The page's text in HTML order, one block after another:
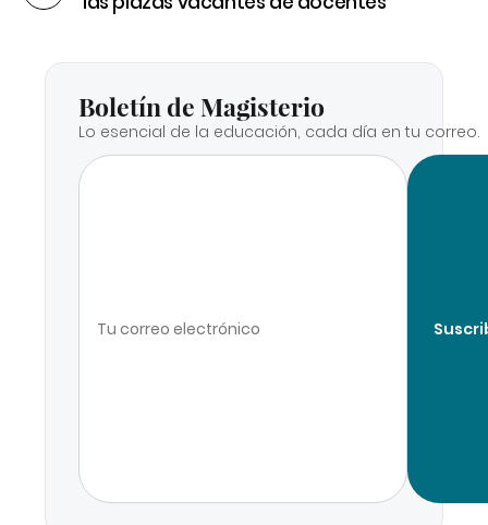
Boletín de Magisterio
Lo esencial de la educación, cada día en tu correo.